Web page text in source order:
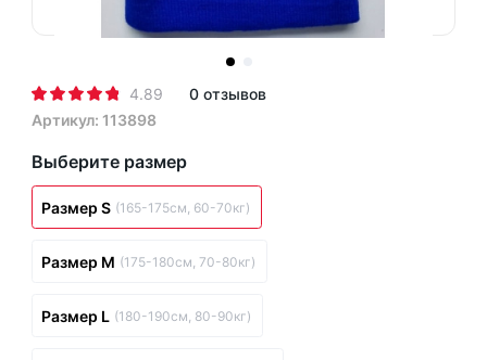
4.89
0 отзывов
Артикул: 113898
Выберите размер
Размер S (165-175см, 60-70кг)
Размер M (175-180см, 70-80кг)
Размер L (180-190см, 80-90кг)